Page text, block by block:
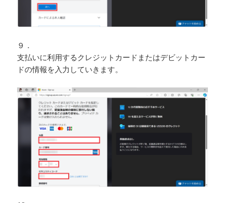
９．
支払いに利用するクレジットカードまたはデビットカー
ドの情報を入力していきます。